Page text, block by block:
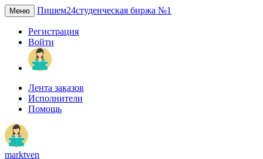
Меню Пишем24студенческая биржа №1
Регистрация
Войти
Лента заказов
Исполнители
Помощь
marktven